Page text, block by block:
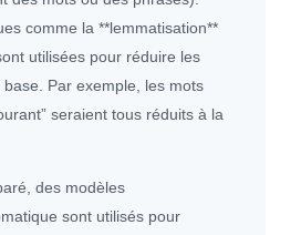
comme la **lemmatisation**
utilisées pour réduire les
Par exemple, les mots
seraient tous réduits à la
des modèles
sont utilisés pour